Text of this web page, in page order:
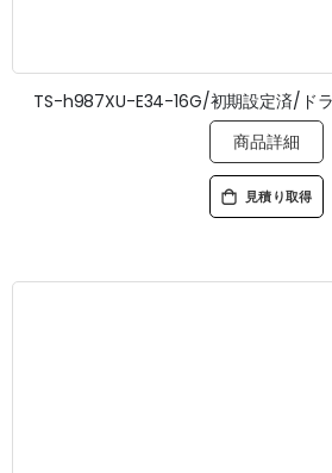
TS-h987XU-E34-16G/初期設定済/ド
商品詳細
見積り取得